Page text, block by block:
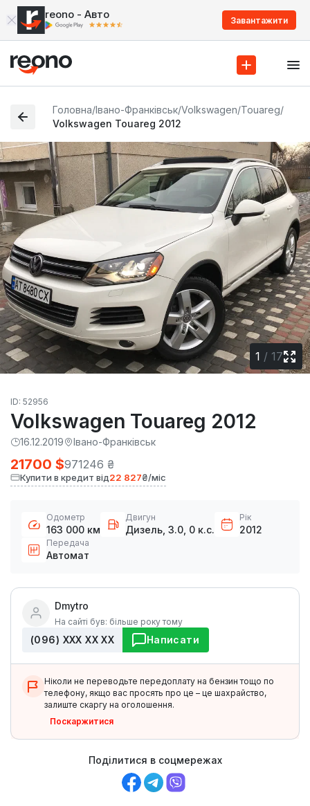
reono - Авто Завантажити
Головна/Івано-Франківськ/Volkswagen/Touareg/
Volkswagen Touareg 2012
1 / 17
ID: 52956
Volkswagen Touareg 2012
16.12.2019 Івано-Франківськ
21700 $971246 ₴
Купити в кредит від22 827₴/міс
Одометр
163 000 км
Двигун
Дизель, 3.0, 0 к.с.
Рік
2012
Передача
Автомат
Dmytro
На сайті був: більше року тому
(096) ХХХ ХХ ХХ Написати
Ніколи не переводьте передоплату на бензин тощо по
телефону, якщо вас просять про це – це шахрайство,
залиште скаргу на оголошення.
Поскаржитися
Поділитися в соцмережах